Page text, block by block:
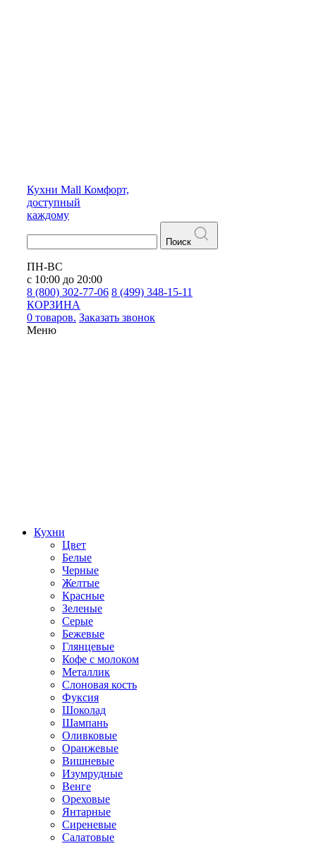
Кухни Mall Комфорт,
доступный
каждому
Поиск
ПН-ВС
с 10:00 до 20:00
8 (800) 302-77-06 8 (499) 348-15-11
КОРЗИНА
0 товаров. Заказать звонок
Меню
Кухни
Цвет
Белые
Черные
Желтые
Красные
Зеленые
Серые
Бежевые
Глянцевые
Кофе с молоком
Металлик
Слоновая кость
Фуксия
Шоколад
Шампань
Оливковые
Оранжевые
Вишневые
Изумрудные
Венге
Ореховые
Янтарные
Сиреневые
Салатовые